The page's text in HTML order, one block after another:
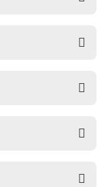
tarafımıza